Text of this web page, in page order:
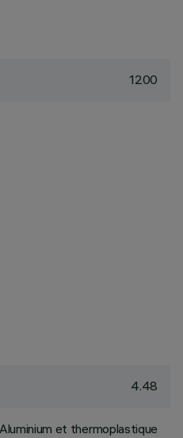
1200
4.48
Aluminium et thermoplastique